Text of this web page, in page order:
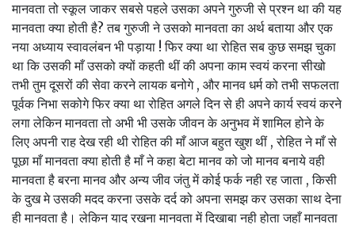
मानवता तो स्कूल जाकर सबसे पहले उसका अपने गुरुजी से प्रश्न था की यह
मानवता क्या होती है? तब गुरुजी ने उसको मानवता का अर्थ बताया और एक
नया अध्याय स्वावलंबन भी पड़ाया ! फिर क्या था रोहित सब कुछ समझ चुका
था कि उसकी माँ उसको क्यों कहती थीं की अपना काम स्वयं करना सीखो
तभी तुम दूसरों की सेवा करने लायक बनोगे , और मानव धर्म को तभी सफलता
पूर्वक निभा सकोगे फिर क्या था रोहित अगले दिन से ही अपने कार्य स्वयं करने
लगा लेकिन मानवता तो अभी भी उसके जीवन के अनुभव में शामिल होने के
लिए अपनी राह देख रही थी रोहित की माँ आज बहुत खुश थीं , रोहित ने माँ से
पूछा माँ मानवता क्या होती है माँ ने कहा बेटा मानव को जो मानव बनाये वही
मानवता है बरना मानव और अन्य जीव जंतु में कोई फर्क नही रह जाता , किसी
के दुख मे उसकी मदद करना उसके दर्द को अपना समझ कर उसका साथ देना
ही मानवता है। लेकिन याद रखना मानवता में दिखाबा नही होता जहाँ मानवता